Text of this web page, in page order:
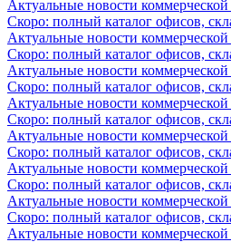
Актуальные новости
Скоро: полный каталог офисов,
Актуальные новости
Скоро: полный каталог офисов,
Актуальные новости
Скоро: полный каталог офисов,
Актуальные новости
Скоро: полный каталог офисов,
Актуальные новости
Скоро: полный каталог офисов,
Актуальные новости
Скоро: полный каталог офисов,
Актуальные новости
Скоро: полный каталог офисов,
Актуальные новости